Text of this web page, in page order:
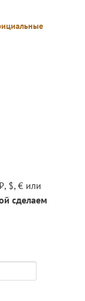
$, € или
сделаем